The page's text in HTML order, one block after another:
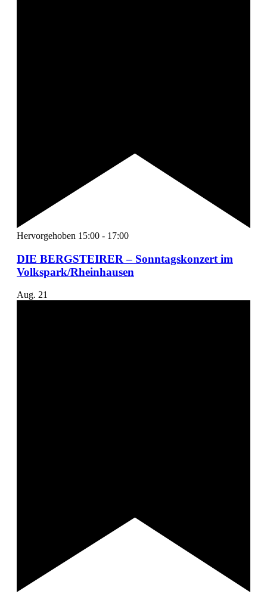
Hervorgehoben 15:00 - 17:00
DIE BERGSTEIRER – Sonntagskonzert im
Volkspark/Rheinhausen
Aug. 21